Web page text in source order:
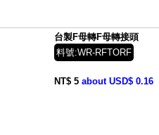
台製F母轉F母轉接頭
料號:WR-RFTORF
NT$ 5 about USD$ 0.16